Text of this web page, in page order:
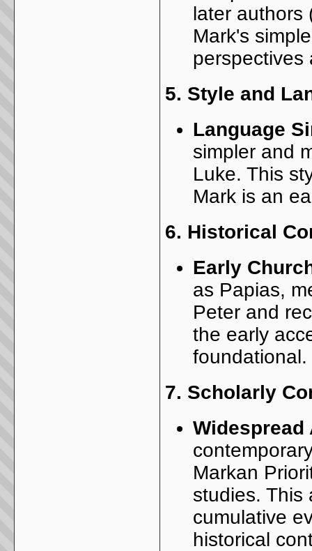
later authors
Mark's
perspectives
5. Style and
Language
simpler and
Luke. This
Mark is an
6. Historical
Early
as Papias,
Peter and
the early
foundational.
7. Scholarly
Widespread
Markan
studies. This
cumulative
historical